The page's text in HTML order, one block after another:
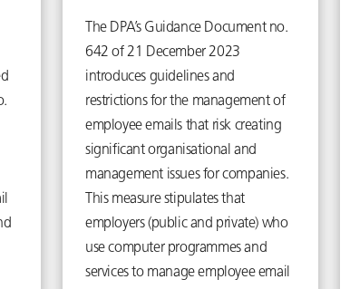
The DPA’s Guidance Document no.
642 of 21 December 2023
introduces guidelines and
restrictions for the management of
employee emails that risk creating
significant organisational and
management issues for companies.
This measure stipulates that
employers (public and private) who
use computer programmes and
services to manage employee email